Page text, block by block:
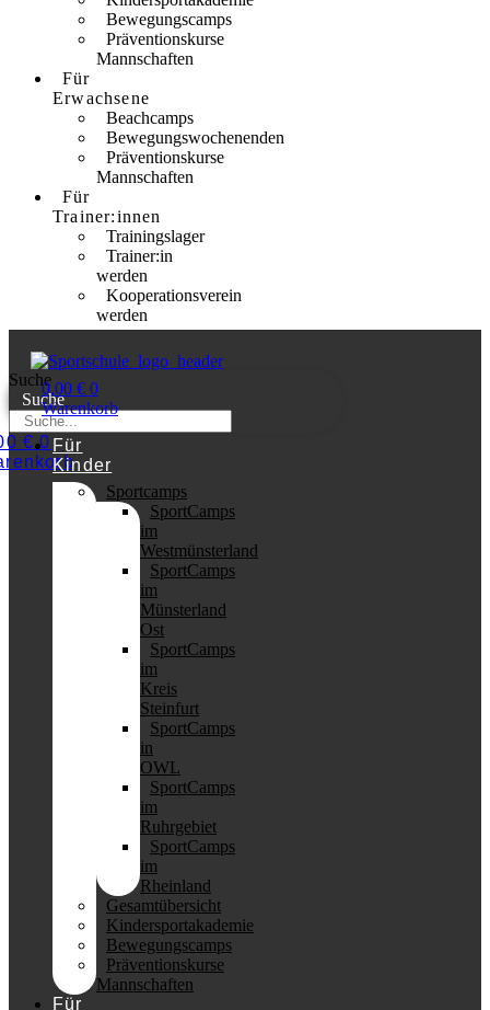
Bewegungscamps
Präventionskurse
Mannschaften
Für
Erwachsene
Beachcamps
Bewegungswochenenden
Präventionskurse
Mannschaften
Für
Trainer:innen
Trainingslager
Trainer:in
werden
Kooperationsverein
werden
Suche
Suche
€ 0
0,00 € 0
Warenkorb
Für
Kinder
Sportcamps
SportCamps
im
Westmünsterland
SportCamps
im
Münsterland
Ost
SportCamps
im
Kreis
Steinfurt
SportCamps
in
OWL
SportCamps
im
Ruhrgebiet
SportCamps
im
Rheinland
Gesamtübersicht
Kindersportakademie
Bewegungscamps
Präventionskurse
Mannschaften
Für